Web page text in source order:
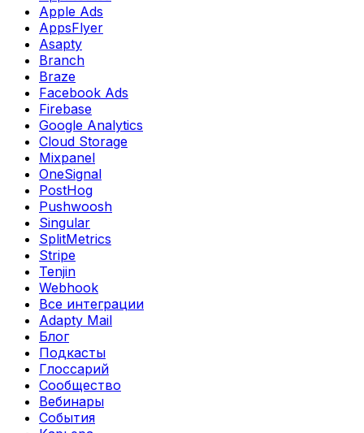
Apple Ads
AppsFlyer
Asapty
Branch
Braze
Facebook Ads
Firebase
Google Analytics
Cloud Storage
Mixpanel
OneSignal
PostHog
Pushwoosh
Singular
SplitMetrics
Stripe
Tenjin
Webhook
Все интеграции
Adapty Mail
Блог
Подкасты
Глоссарий
Сообщество
Вебинары
События